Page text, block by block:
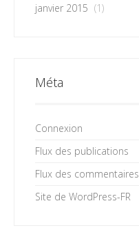
janvier 2015 (1)
Méta
Connexion
Flux des publications
Flux des commentaires
Site de WordPress-FR